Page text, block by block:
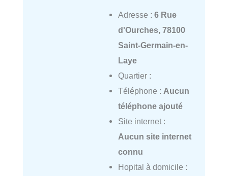
Adresse : 6 Rue
d'Ourches, 78100
Saint-Germain-en-
Laye
Quartier :
Téléphone : Aucun
téléphone ajouté
Site internet :
Aucun site internet
connu
Hopital à domicile :